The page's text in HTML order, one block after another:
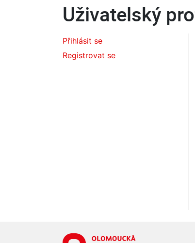
Uživatelský
Přihlásit se
Registrovat se